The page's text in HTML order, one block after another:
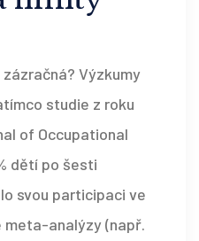
Výzkumy
studie z roku
of Occupational
dětí po šesti
svou participaci ve
analýzy (např.